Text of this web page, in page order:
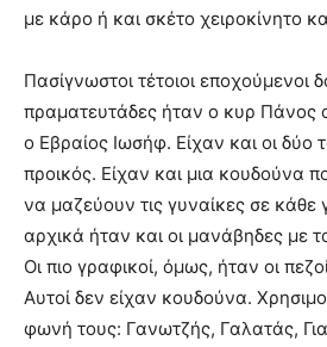
με κάρο ή και σκέτο χειροκίνητο
Πασίγνωστοι τέτοιοι εποχούμενοι
πραματευτάδες ήταν ο κυρ Πάνος
ο Εβραίος Ιωσήφ. Είχαν και οι δύο
προικός. Είχαν και μια κουδούνα
να μαζεύουν τις γυναίκες σε κάθε
αρχικά ήταν και οι μανάβηδες με
Οι πιο γραφικοί, όμως, ήταν οι
Αυτοί δεν είχαν κουδούνα.
φωνή τους: Γανωτζής, Γαλατάς,